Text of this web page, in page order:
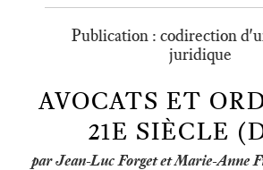
Publication : codirection
juridique
AVOCATS ET
21E SIÈCLE
par Jean-Luc Forget et Marie-Anne